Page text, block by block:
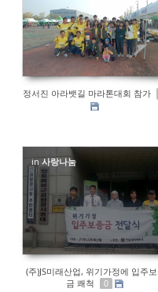
정서진 아라뱃길 마라톤대회 참가
in사랑나눔
(주)JS미래산업, 위기가정에 입주
금 쾌척
0